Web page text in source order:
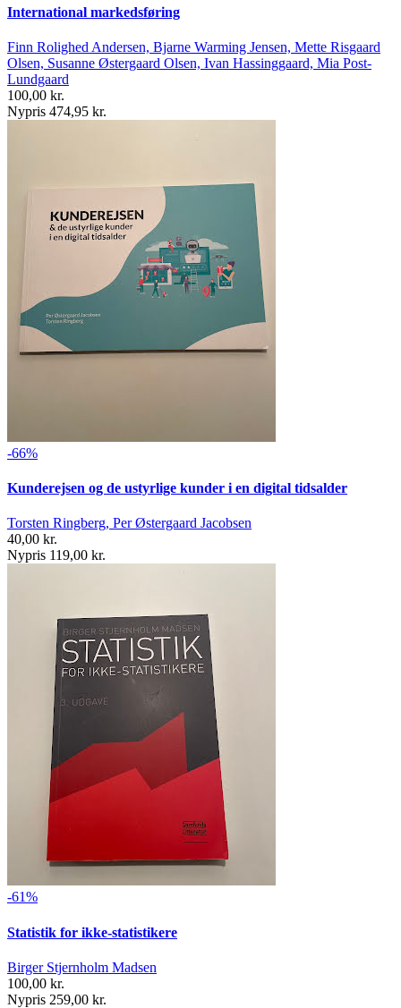
International markedsføring
Finn Rolighed Andersen, Bjarne Warming Jensen, Mette Risgaard
Olsen, Susanne Østergaard Olsen, Ivan Hassinggaard, Mia Post-
Lundgaard
100,00 kr.
Nypris 474,95 kr.
-66%
Kunderejsen og de ustyrlige kunder i en digital tidsalder
Torsten Ringberg, Per Østergaard Jacobsen
40,00 kr.
Nypris 119,00 kr.
-61%
Statistik for ikke-statistikere
Birger Stjernholm Madsen
100,00 kr.
Nypris 259,00 kr.